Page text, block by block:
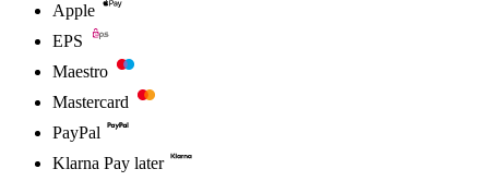
Apple
EPS
Maestro
Mastercard
PayPal
Klarna Pay later